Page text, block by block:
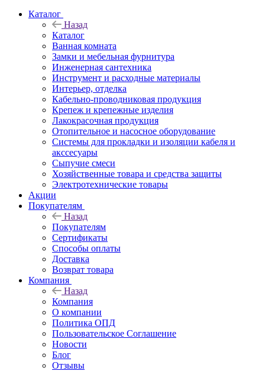
Каталог
Назад
Каталог
Ванная комната
Замки и мебельная фурнитура
Инженерная сантехника
Инструмент и расходные материалы
Интерьер, отделка
Кабельно-проводниковая продукция
Крепеж и крепежные изделия
Лакокрасочная продукция
Отопительное и насосное оборудование
Системы для прокладки и изоляции кабеля и
акссесуары
Сыпучие смеси
Хозяйственные товара и средства защиты
Электротехнические товары
Акции
Покупателям
Назад
Покупателям
Сертификаты
Способы оплаты
Доставка
Возврат товара
Компания
Назад
Компания
О компании
Политика ОПД
Пользовательское Соглашение
Новости
Блог
Отзывы